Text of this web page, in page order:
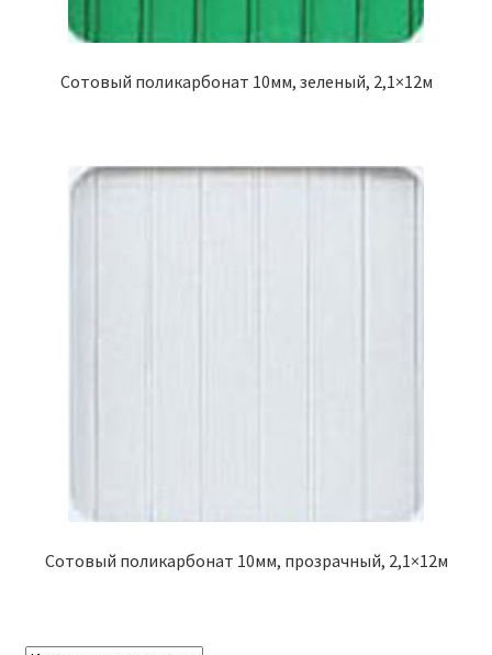
Сотовый поликарбонат 10мм, зеленый, 2,1×12м
Сотовый поликарбонат 10мм, прозрачный, 2,1×12м